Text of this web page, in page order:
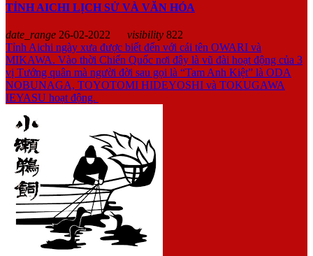
TỈNH AICHI LỊCH SỬ VÀ VĂN HÓA
date_range 26-02-2022 visibility 822
Tỉnh Aichi ngày xưa được biết đến với cái tên OWARI và
MIKAWA. Vào thời Chiến Quốc nơi đây là vũ đài hoạt động của 3
vị Tướng quân mà người đời sau gọi là “Tam Anh Kiệt” là ODA
NOBUNAGA, TOYOTOMI HIDEYOSHI và TOKUGAWA
IEYASU hoạt động.